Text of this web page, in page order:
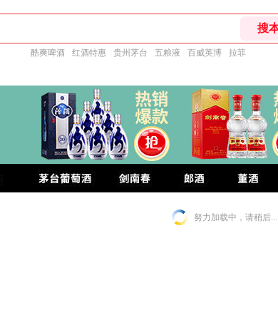
酷爽啤酒 红酒特惠 贵州茅台 五粮液 百威英博 拉菲
努力加载中，请稍后...